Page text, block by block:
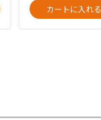
カートに入れる